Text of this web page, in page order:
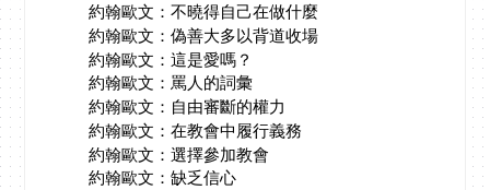
約翰歐文：不曉得自己在做什麼
約翰歐文：偽善大多以背道收場
約翰歐文：這是愛嗎？
約翰歐文：罵人的詞彙
約翰歐文：自由審斷的權力
約翰歐文：在教會中履行義務
約翰歐文：選擇參加教會
約翰歐文：缺乏信心